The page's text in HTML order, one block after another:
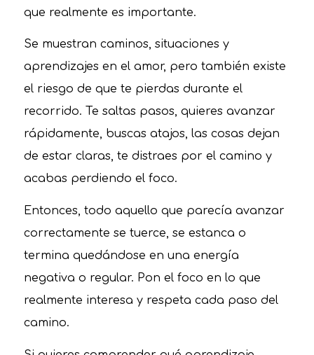
que realmente es importante.
Se muestran caminos, situaciones y
aprendizajes en el amor, pero también existe
el riesgo de que te pierdas durante el
recorrido. Te saltas pasos, quieres avanzar
rápidamente, buscas atajos, las cosas dejan
de estar claras, te distraes por el camino y
acabas perdiendo el foco.
Entonces, todo aquello que parecía avanzar
correctamente se tuerce, se estanca o
termina quedándose en una energía
negativa o regular. Pon el foco en lo que
realmente interesa y respeta cada paso del
camino.